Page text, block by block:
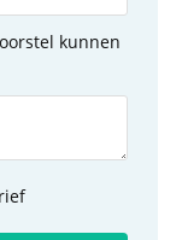
kunnen